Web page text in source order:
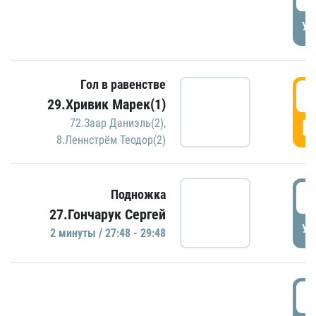
Гол в равенстве
29.Хривик Марек(1)
72.Заар Даниэль(2),
8.Леннстрём Теодор(2)
Подножка
27.Гончарук Сергей
2 минуты / 27:48 - 29:48